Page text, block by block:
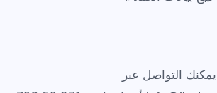
Commercial & Office Cleaning
التواصل عبر